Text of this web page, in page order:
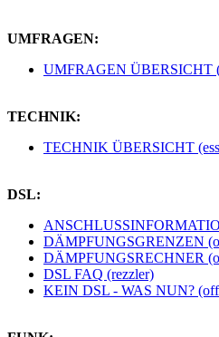
UMFRAGEN:
UMFRAGEN ÜBERSICHT
TECHNIK:
TECHNIK ÜBERSICHT
DSL:
DÄMPFUNGSGRENZEN
DÄMPFUNGSRECHNER
DSL FAQ (rezzler)
KEIN DSL - WAS NUN?